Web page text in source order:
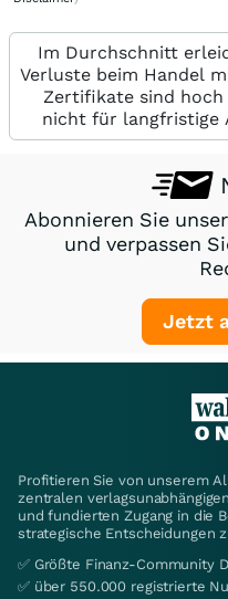
Im Durchschnitt
Verluste beim Handel
Zertifikate sind
nicht für langfristige
Abonnieren Sie
und verpassen
Jetzt
Profitieren Sie von unserem
zentralen
und fundierten Zugang in die
strategische Entscheidungen
✅ Größte Finanz-Community
✅ über 550.000 registrierte